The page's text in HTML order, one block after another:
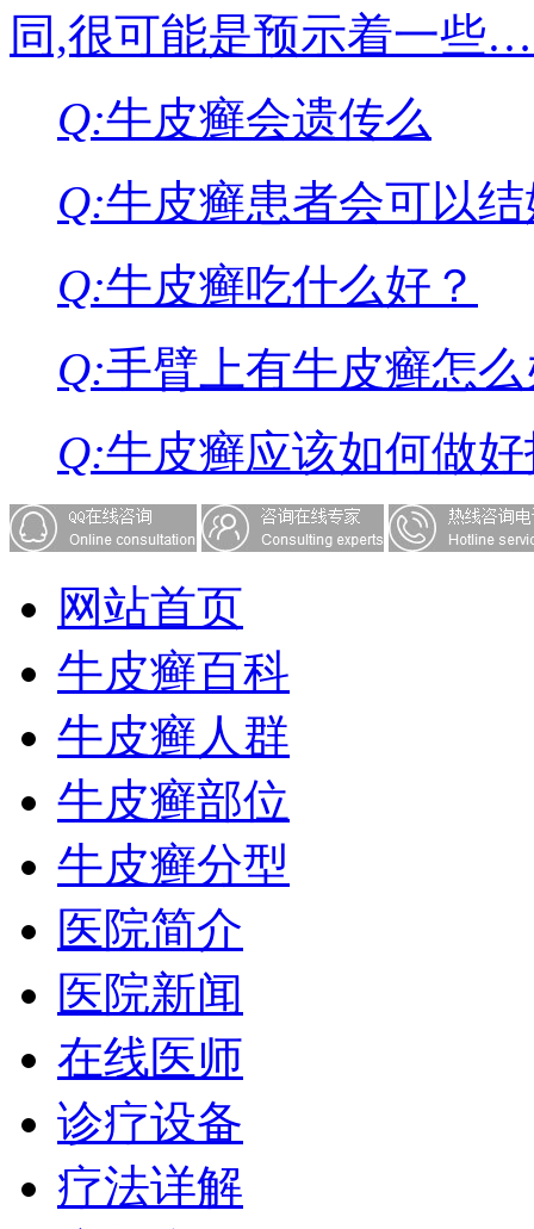
同,很可能是预示着一
Q:牛皮癣会遗传么
Q:牛皮癣患者会可以
Q:牛皮癣吃什么好？
Q:手臂上有牛皮癣怎
Q:牛皮癣应该如何做
网站首页
牛皮癣百科
牛皮癣人群
牛皮癣部位
牛皮癣分型
医院简介
医院新闻
在线医师
诊疗设备
疗法详解